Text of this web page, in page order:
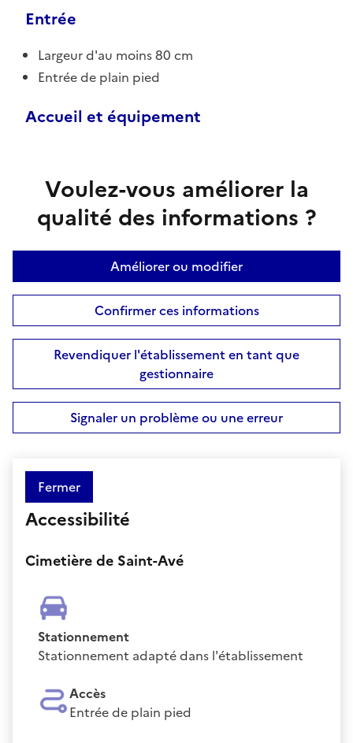
Entrée
Largeur d'au moins 80 cm
Entrée de plain pied
Accueil et équipement
Voulez-vous améliorer la
qualité des informations ?
Améliorer ou modifier
Confirmer ces informations
Revendiquer l'établissement en tant que
gestionnaire
Signaler un problème ou une erreur
Fermer
Accessibilité
Cimetière de Saint-Avé
Stationnement
Stationnement adapté dans l'établissement
Accès
Entrée de plain pied